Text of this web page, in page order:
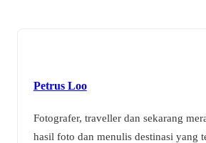
Petrus Loo
Fotografer, traveller dan sekarang
hasil foto dan menulis destinasi yang